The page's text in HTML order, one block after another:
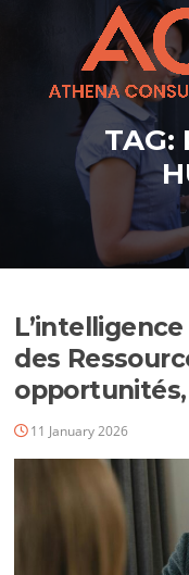
TAG:
des
11 January 2026